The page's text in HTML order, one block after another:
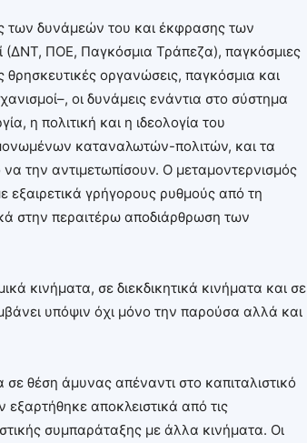
των δυνάμεών του και έκφρασης των
(ΔΝΤ, ΠΟΕ, Παγκόσμια Τράπεζα), παγκόσμιες
οργανώσεις, παγκόσμια και
οι δυνάμεις ενάντια στο σύστημα
η πολιτική και η ιδεολογία του
καταναλωτών-πολιτών, και τα
την αντιμετωπίσουν. Ο μεταμοντερνισμός
γρήγορους ρυθμούς από τη
στην περαιτέρω αποδιάρθρωση των
κινήματα, σε διεκδικητικά κινήματα και σε
υπόψιν όχι μόνο την παρούσα αλλά και
θέση άμυνας απέναντι στο καπιταλιστικό
αποκλειστικά από τις
συμπαράταξης με άλλα κινήματα. Οι